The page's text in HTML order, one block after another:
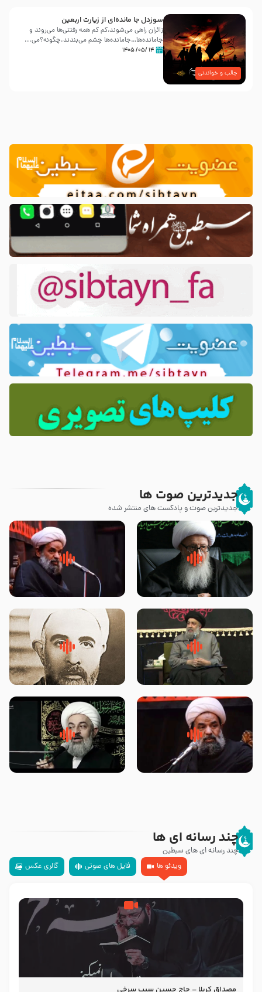
جالب و خواندنی
سوزدل جا مانده‌ای از زیارت اربعین
زائران راهی می‌شوند،کم‌ کم همه رفتنی‌ها می‌روند و
جامانده‌ها…جامانده‌ها چشم می‌بندند.چگونه؟می‌...
۱۴ /۰۵/ ۱۴۰۵
جدیدترین صوت ها
جدیدترین صوت و پادکست های منتشر شده
زوّار اربعین امام حسین (علیه
السلام) با این اشتیاق به زیارت
روضه جانسوز پاره های جگر امام
حسن مجتبی علیه السلام-حجت
لقب حضرت رقیه سلام الله علیها به
چه معناست – حجت الاسلام علوی
روضه‌ی مجلس یزید ملعون و
اسارت اهل‌بیت علیهم‌السلام –
محدث زاده
سلام جوانی که امام حسین علیه
السلام خودش جوابش را دادند
زیارتی که اسباب رزق زیاد و عمر
طولانی است حجت السلام حسین
چند رسانه ای ها
چند رسانه ای های سبطین
ویدئو ها
فایل های صوتی گالری عکس
مصداق کربلا – حاج حسین سیب سرخی